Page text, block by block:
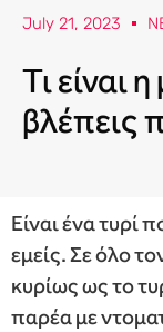
July 21, 2023
Τι είναι
βλέπεις
Είναι ένα τυρί
εμείς. Σε όλο
κυρίως ως το
παρέα με